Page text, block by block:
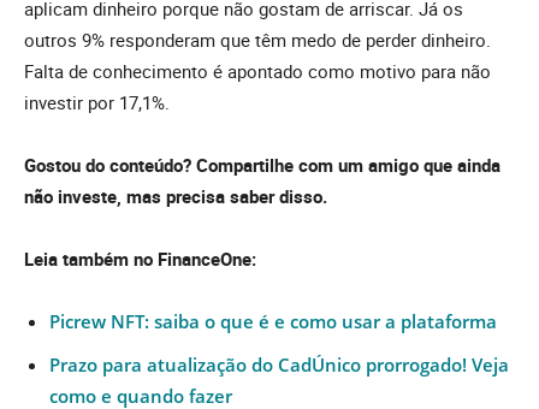
aplicam dinheiro porque não gostam de arriscar. Já os
outros 9% responderam que têm medo de perder dinheiro.
Falta de conhecimento é apontado como motivo para não
investir por 17,1%.
Gostou do conteúdo? Compartilhe com um amigo que ainda
não investe, mas precisa saber disso.
Leia também no FinanceOne:
Picrew NFT: saiba o que é e como usar a plataforma
Prazo para atualização do CadÚnico prorrogado! Veja
como e quando fazer